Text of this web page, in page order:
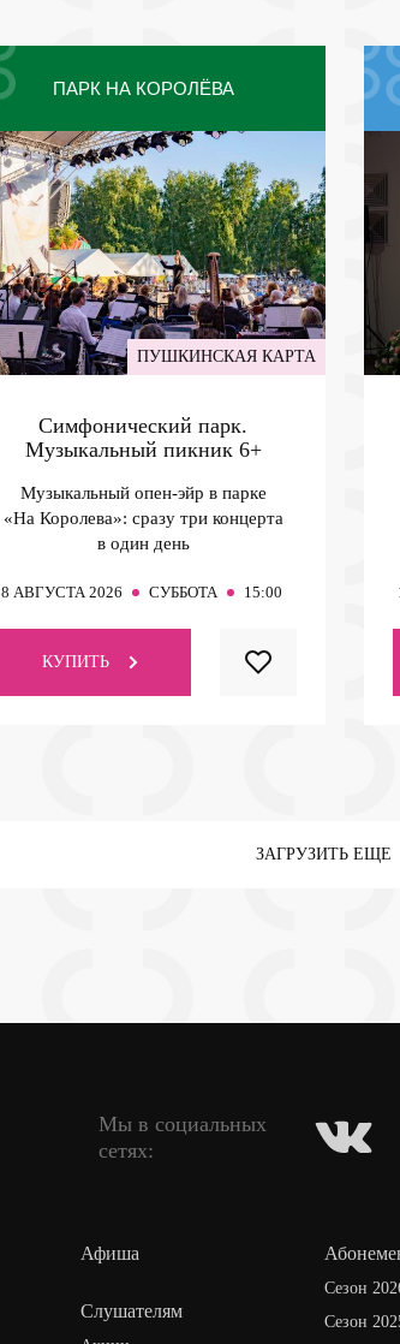
ПАРК НА КОРОЛЁВА
ПУШКИНСКАЯ КАРТА
Симфонический парк.
Музыкальный пикник 6+
Музыкальный опен-эйр в парке
«На Королева»: сразу три концерта
в один день
8 АВГУСТА 2026 СУББОТА 15:00
КУПИТЬ
ЗАГРУЗИТЬ ЕЩЕ
Мы в социальных
сетях:
Афиша
Слушателям
Сезон
Сезон